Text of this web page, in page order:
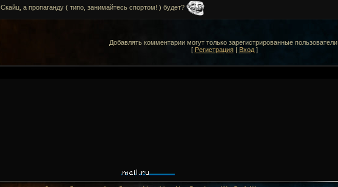
Скайц, а пропаганду ( типо, занимайтесь спортом! ) будет?
Добавлять комментарии могут только зарегистрированные пользователи.
[ Регистрация| Вход]